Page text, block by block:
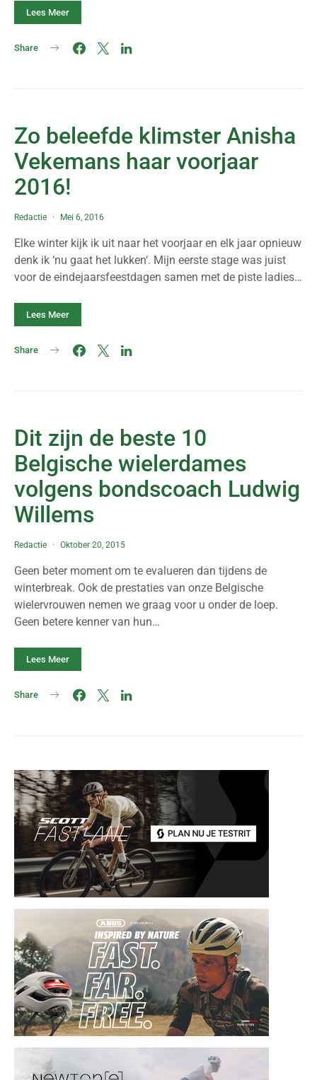
Lees Meer
Share
Zo beleefde klimster Anisha
Vekemans haar voorjaar
2016!
Redactie Mei 6, 2016
Elke winter kijk ik uit naar het voorjaar en elk jaar opnieuw
denk ik ‘nu gaat het lukken‘. Mijn eerste stage was juist
voor de eindejaarsfeestdagen samen met de piste ladies…
Lees Meer
Share
Dit zijn de beste 10
Belgische wielerdames
volgens bondscoach Ludwig
Willems
Redactie Oktober 20, 2015
Geen beter moment om te evalueren dan tijdens de
winterbreak. Ook de prestaties van onze Belgische
wielervrouwen nemen we graag voor u onder de loep.
Geen betere kenner van hun…
Lees Meer
Share